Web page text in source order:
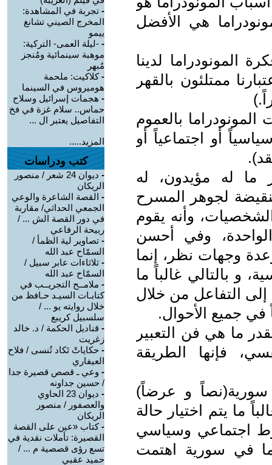
هي الأفضل
لدينا
ممتلئون بالقهر
بالعموم
أو اجتماعياً أو
ما له مؤيدون، له
لجوهر المسرح
وأنه يقوم
وفي أحسن
وجهات نظر، إنما
و بالتالي غالباً ما
التفاعل من خلال
في جميع الأحوال.
ما هي فن التعبير
فإنها الطريقة
سورية(نصاً و عرضاً)
ما يتم اختيار حالة
اجتماعي وسياسي
في سورية اهتمت
- تجربة في المشاهدة:
المخرج الصيني تشانغ
ييمو
- -ليلة العمى- التركية:
موهبة سينمائية ومُنجز
مُبهر
-كلاكيت: ملحمة
هوميروس في السينما
- هجمات إسرائيل وسلاح
حماس.. سلام غزة في فخ
التفاصيل يعتبر ال ...
المزيد.....
كتب ودراسات
-
ديوان 24 شعر / منصور
الريكان
- القصة الشاعرة والوعي
الجمعي الحداثي/ مقاربة
في دور القصة الش ... /
ربيحة الرفاعي
- تصاوير لية الظمأ /
السمّاح عبد الله
- ثلاثاءات عابر سبيل /
السمّاح عبد الله
- ملامــح التجريــب في
كتابـات السيـد حـافظ من
خلال روايته يو ... /
سلسبيل كريبع
- قناديل الحكمة / د. خالد
زغريت
- حكاياتْ تَكاد تُنسى / فلاح
العيفاري
- وعي ـ قصص قصيرة جدا
/ حسين جداونه
-
ديوان 23 الحاوي
والعصفور / منصور
الريكان
-كتاب «عين على القصة
القصيرة: تأملات نقدية في
تسع رؤى قصصية م ... /
حميد عقبي